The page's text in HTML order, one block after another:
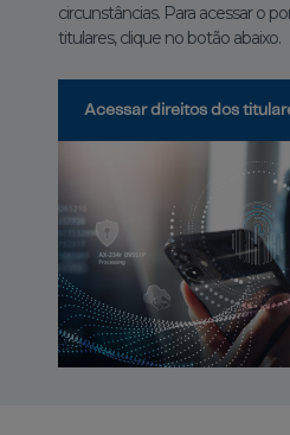
circunstâncias. Para acessar o
titulares, clique no botão abaixo.
Acessar direitos dos